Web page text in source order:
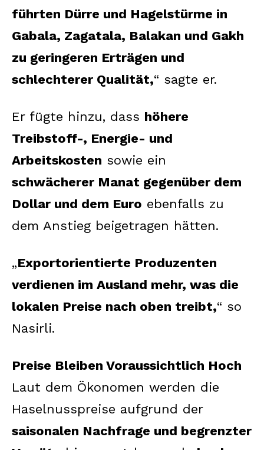
führten Dürre und Hagelstürme in
Gabala, Zagatala, Balakan und Gakh
zu geringeren Erträgen und
schlechterer Qualität,“ sagte er.
Er fügte hinzu, dass höhere
Treibstoff-, Energie- und
Arbeitskosten sowie ein
schwächerer Manat gegenüber dem
Dollar und dem Euro ebenfalls zu
dem Anstieg beigetragen hätten.
„Exportorientierte Produzenten
verdienen im Ausland mehr, was die
lokalen Preise nach oben treibt,“ so
Nasirli.
Preise Bleiben Voraussichtlich Hoch
Laut dem Ökonomen werden die
Haselnusspreise aufgrund der
saisonalen Nachfrage und begrenzter